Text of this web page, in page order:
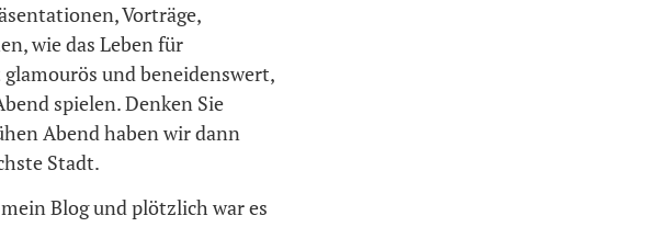
Vorträge,
wie das Leben für
und beneidenswert,
spielen. Denken Sie
Abend haben wir dann
Stadt.
Blog und plötzlich war es